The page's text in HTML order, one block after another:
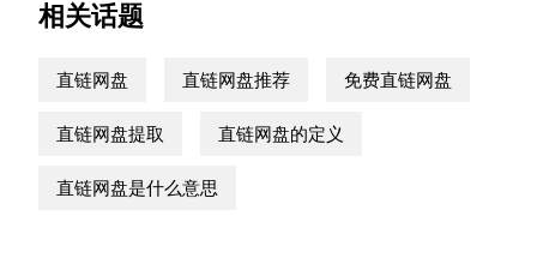
相关话题
直链网盘 直链网盘推荐 免费直链网盘
直链网盘提取 直链网盘的定义
直链网盘是什么意思